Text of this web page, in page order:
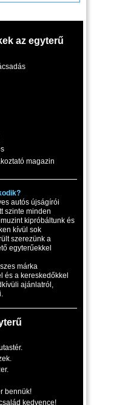
az egyterű
magazin
autós újságírói
szinte minden
kipróbáltunk és
kívül sok
szerezünk a
egyterűekkel
márka
és a kereskedőkkel
ajánlatról,
bennük!
kedvence!